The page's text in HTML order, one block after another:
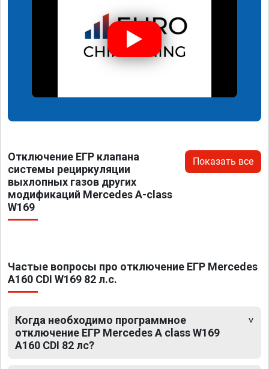
Отключение ЕГР клапана
системы рециркуляции
выхлопных газов других
модификаций Mercedes A-class
W169
Показать все
Частые вопросы про отключение ЕГР Mercedes
A160 CDI W169 82 л.с.
Когда необходимо программное
отключение ЕГР Mercedes A class W169
A160 CDI 82 лс?